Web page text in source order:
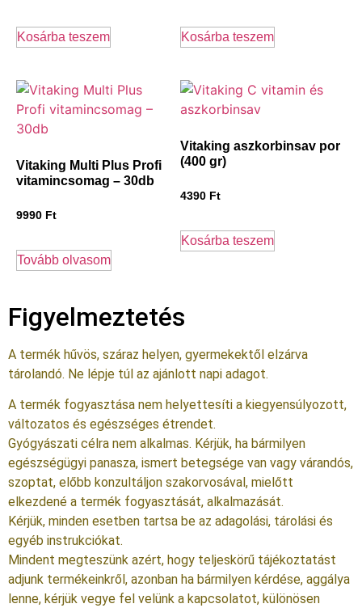
Kosárba teszem Kosárba teszem
Vitaking Multi Plus Profi
vitamincsomag – 30db
9990 Ft
Tovább olvasom
Vitaking aszkorbinsav por
(400 gr)
4390 Ft
Kosárba teszem
Figyelmeztetés
A termék hűvös, száraz helyen, gyermekektől elzárva
tárolandó. Ne lépje túl az ajánlott napi adagot.
A termék fogyasztása nem helyettesíti a kiegyensúlyozott,
változatos és egészséges étrendet.
Gyógyászati célra nem alkalmas. Kérjük, ha bármilyen
egészségügyi panasza, ismert betegsége van vagy várandós,
szoptat, előbb konzultáljon szakorvosával, mielőtt
elkezdené a termék fogyasztását, alkalmazását.
Kérjük, minden esetben tartsa be az adagolási, tárolási és
egyéb instrukciókat.
Mindent megteszünk azért, hogy teljeskörű tájékoztatást
adjunk termékeinkről, azonban ha bármilyen kérdése, aggálya
lenne, kérjük vegye fel velünk a kapcsolatot, különösen